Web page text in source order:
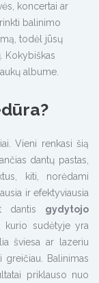
koncertai ar
balinimo
todėl jūsų
Kokybiškas
albume.
Vieni renkasi šią
dantų pastas,
kiti, norėdami
ir efektyviausia
dantis gydytojo
kurio sudėtyje yra
šviesa ar lazeriu
Balinimas
priklauso nuo